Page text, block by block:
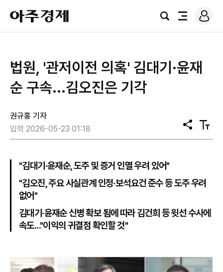
아
주
경
검
전
로
그
법원, '관저이전 의혹' 김대기·윤재
순 구속...김오진은 기각
권규홍 기자
입력 2026-05-23 01:18
공
유
텍
스
"김대기·윤재순, 도주 및 증거 인멸 우려 있어"
"김오진, 주요 사실관계 인정·보석요건 준수 등 도주 우려
없어"
김대기·윤재순 신병 확보 됨에 따라 김건희 등 윗선 수사에
속도..."이익의 귀결점 확인할 것"